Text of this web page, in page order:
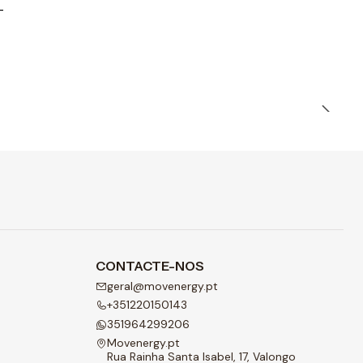
CONTACTE-NOS
geral@movenergy.pt
+351220150143
351964299206
Movenergy.pt
Rua Rainha Santa Isabel, 17, Valongo